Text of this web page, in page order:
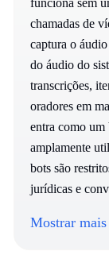
funciona sem
chamadas de
captura o
do áudio do
transcrições,
oradores em
entra como um
amplamente
bots são
jurídicas e
Mostrar mais